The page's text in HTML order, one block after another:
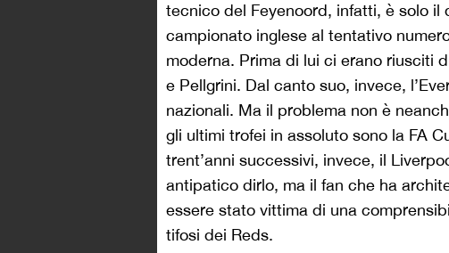
tecnico del Feyenoord, infatti, è solo
campionato inglese al tentativo
moderna. Prima di lui ci erano riusciti
e Pellgrini. Dal canto suo, invece,
nazionali. Ma il problema non è
gli ultimi trofei in assoluto sono la FA
trent’anni successivi, invece, il
antipatico dirlo, ma il fan che ha
essere stato vittima di una
tifosi dei Reds.